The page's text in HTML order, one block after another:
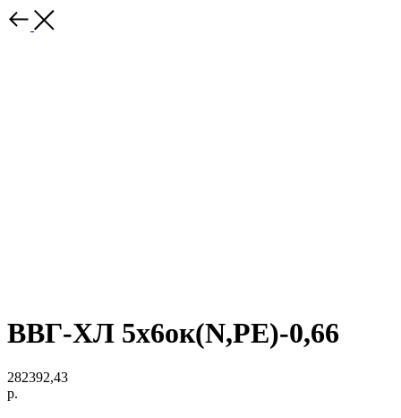
ВВГ-ХЛ 5х6ок(N,PE)-0,66
282392,43
р.